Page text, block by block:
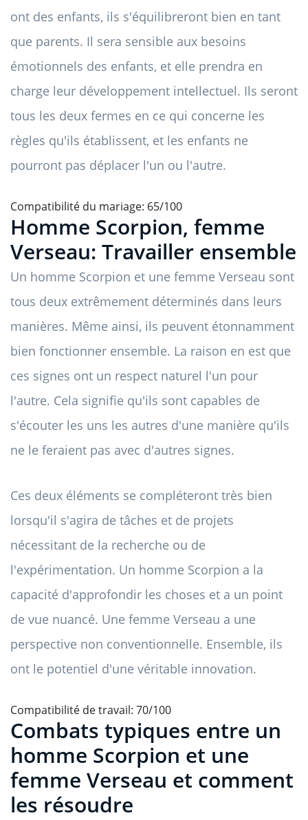
ont des enfants, ils s'équilibreront bien en tant
que parents. Il sera sensible aux besoins
émotionnels des enfants, et elle prendra en
charge leur développement intellectuel. Ils seront
tous les deux fermes en ce qui concerne les
règles qu'ils établissent, et les enfants ne
pourront pas déplacer l'un ou l'autre.
Compatibilité du mariage: 65/100
Homme Scorpion, femme
Verseau: Travailler ensemble
Un homme Scorpion et une femme Verseau sont
tous deux extrêmement déterminés dans leurs
manières. Même ainsi, ils peuvent étonnamment
bien fonctionner ensemble. La raison en est que
ces signes ont un respect naturel l'un pour
l'autre. Cela signifie qu'ils sont capables de
s'écouter les uns les autres d'une manière qu'ils
ne le feraient pas avec d'autres signes.
Ces deux éléments se compléteront très bien
lorsqu'il s'agira de tâches et de projets
nécessitant de la recherche ou de
l'expérimentation. Un homme Scorpion a la
capacité d'approfondir les choses et a un point
de vue nuancé. Une femme Verseau a une
perspective non conventionnelle. Ensemble, ils
ont le potentiel d'une véritable innovation.
Compatibilité de travail: 70/100
Combats typiques entre un
homme Scorpion et une
femme Verseau et comment
les résoudre